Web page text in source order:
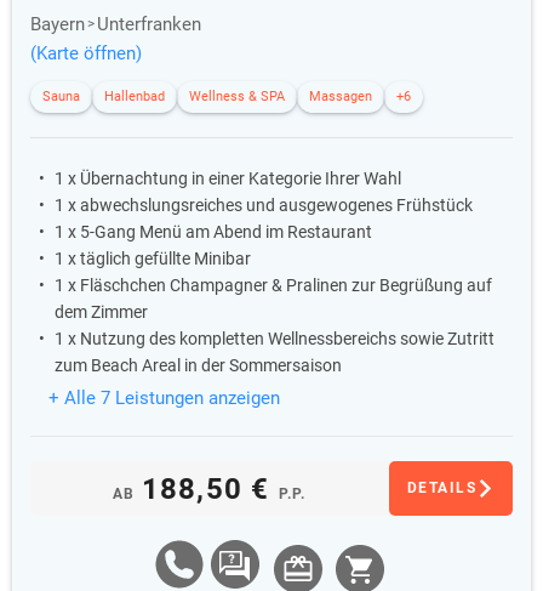
Bayern
Unterfranken
(Karte öffnen)
Sauna Hallenbad Wellness & SPA Massagen +6
1 x Übernachtung in einer Kategorie Ihrer Wahl
1 x abwechslungsreiches und ausgewogenes Frühstück
1 x 5-Gang Menü am Abend im Restaurant
1 x täglich gefüllte Minibar
1 x Fläschchen Champagner & Pralinen zur Begrüßung auf
dem Zimmer
1 x Nutzung des kompletten Wellnessbereichs sowie Zutritt
zum Beach Areal in der Sommersaison
+ Alle 7 Leistungen anzeigen
AB 188,50 € P.P. DETAILS